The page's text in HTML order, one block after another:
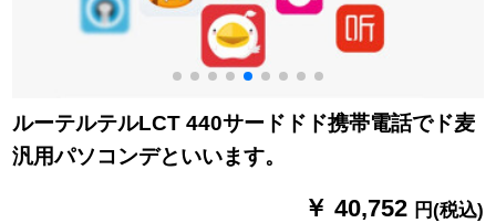
ルーテルテルLCT 440サードドド携帯電話でド麦
汎用パソコンデといいます。
￥ 40,752 円(税込)